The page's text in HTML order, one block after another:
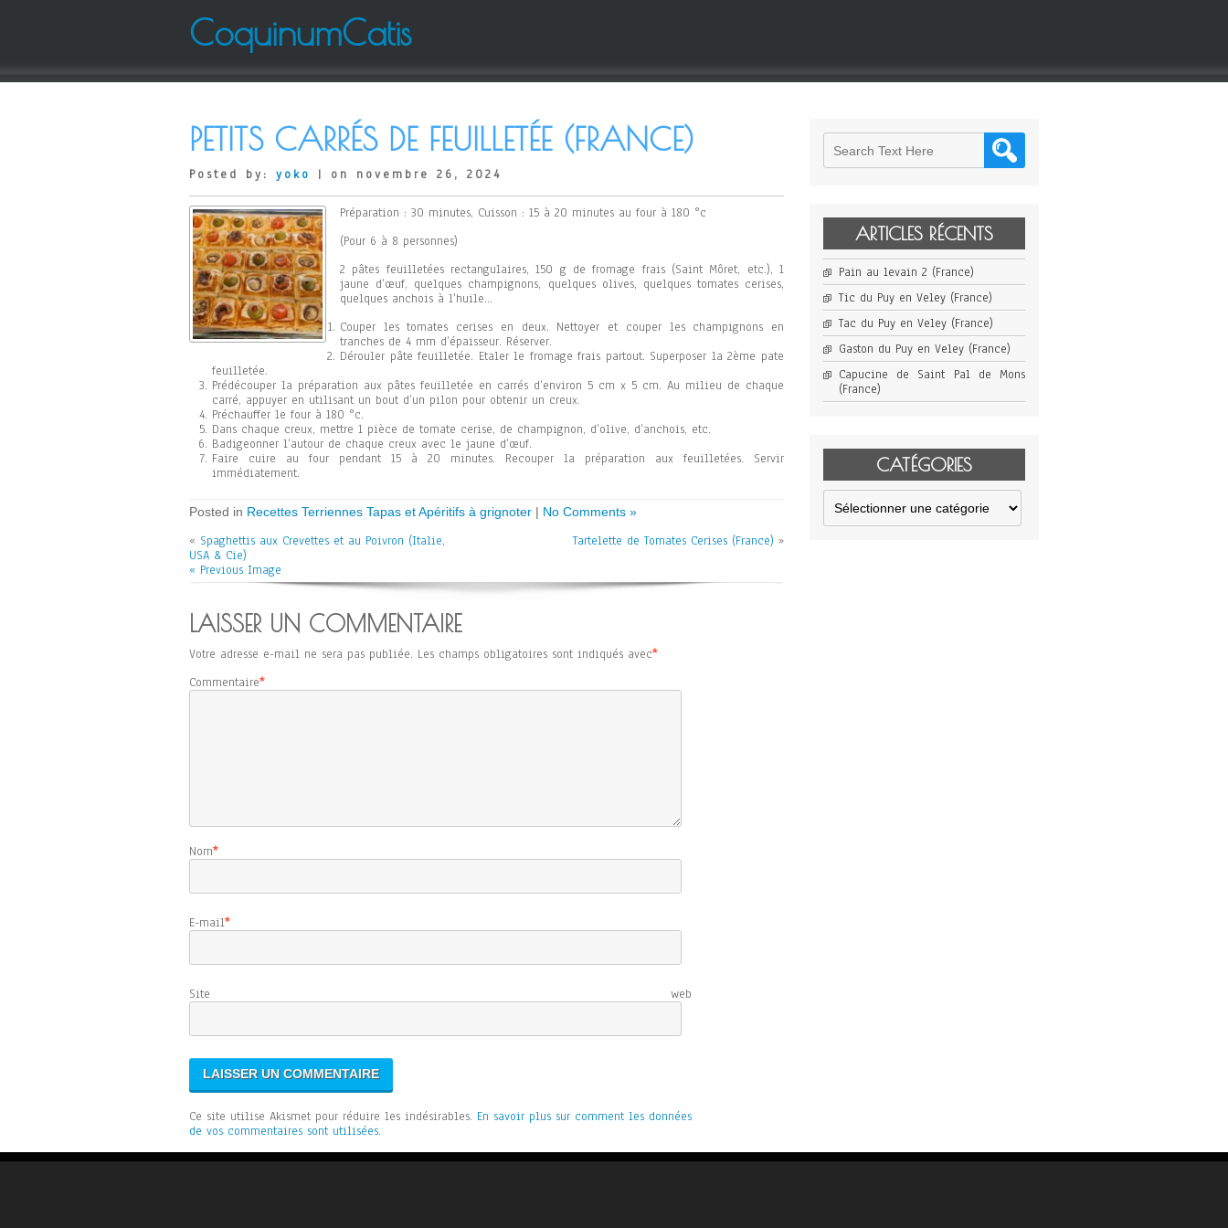
CoquinumCatis
PETITS CARRÉS DE FEUILLETÉE (FRANCE)
Posted by: yoko | on novembre 26, 2024
Préparation : 30 minutes, Cuisson : 15 à 20 minutes au four à 180 °c
(Pour 6 à 8 personnes)
2 pâtes feuilletées rectangulaires, 150 g de fromage frais (Saint Môret, etc.), 1
jaune d’œuf, quelques champignons, quelques olives, quelques tomates cerises,
quelques anchois à l’huile…
Couper les tomates cerises en deux. Nettoyer et couper les champignons en
tranches de 4 mm d’épaisseur. Réserver.
Dérouler pâte feuilletée. Etaler le fromage frais partout. Superposer la 2ème pate
feuilletée.
Prédécouper la préparation aux pâtes feuilletée en carrés d’environ 5 cm x 5 cm. Au milieu de chaque
carré, appuyer en utilisant un bout d’un pilon pour obtenir un creux.
Préchauffer le four à 180 °c.
Dans chaque creux, mettre 1 pièce de tomate cerise, de champignon, d’olive, d’anchois, etc.
Badigeonner l’autour de chaque creux avec le jaune d’œuf.
Faire cuire au four pendant 15 à 20 minutes. Recouper la préparation aux feuilletées. Servir
immédiatement.
Posted in Recettes Terriennes Tapas et Apéritifs à grignoter | No Comments »
« Spaghettis aux Crevettes et au Poivron (Italie,
USA & Cie)
Tartelette de Tomates Cerises (France) »
« Previous Image
LAISSER UN COMMENTAIRE
Votre adresse e-mail ne sera pas publiée. Les champs obligatoires sont indiqués avec*
Commentaire*
Nom*
E-mail*
Site web
Ce site utilise Akismet pour réduire les indésirables. En savoir plus sur comment les données
de vos commentaires sont utilisées.
ARTICLES RÉCENTS
Pain au levain 2 (France)
Tic du Puy en Veley (France)
Tac du Puy en Veley (France)
Gaston du Puy en Veley (France)
Capucine de Saint Pal de Mons
(France)
CATÉGORIES
Catégories